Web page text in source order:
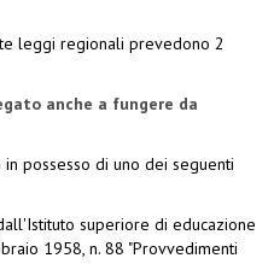
leggi regionali prevedono 2
anche a fungere da
possesso di uno dei seguenti
superiore di educazione
1958, n. 88 "Provvedimenti